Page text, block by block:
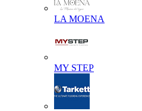
LA MOENA
MY STEP